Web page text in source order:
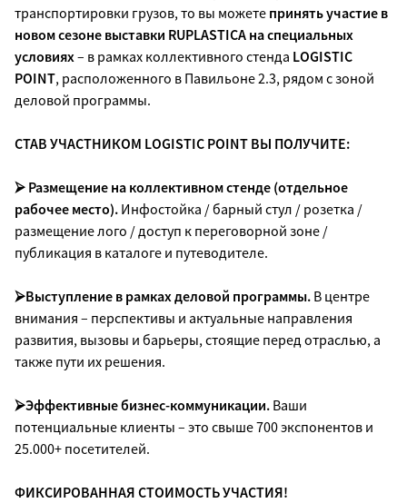
транспортировки грузов, то вы можете принять участие в
новом сезоне выставки RUPLASTICA на специальных
условиях – в рамках коллективного стенда LOGISTIC
POINT, расположенного в Павильоне 2.3, рядом с зоной
деловой программы.
СТАВ УЧАСТНИКОМ LOGISTIC POINT ВЫ ПОЛУЧИТЕ:
⮚ Размещение на коллективном стенде (отдельное
рабочее место). Инфостойка / барный стул / розетка /
размещение лого / доступ к переговорной зоне /
публикация в каталоге и путеводителе.
⮚Выступление в рамках деловой программы. В центре
внимания – перспективы и актуальные направления
развития, вызовы и барьеры, стоящие перед отраслью, а
также пути их решения.
⮚Эффективные бизнес-коммуникации. Ваши
потенциальные клиенты – это свыше 700 экспонентов и
25.000+ посетителей.
ФИКСИРОВАННАЯ СТОИМОСТЬ УЧАСТИЯ!